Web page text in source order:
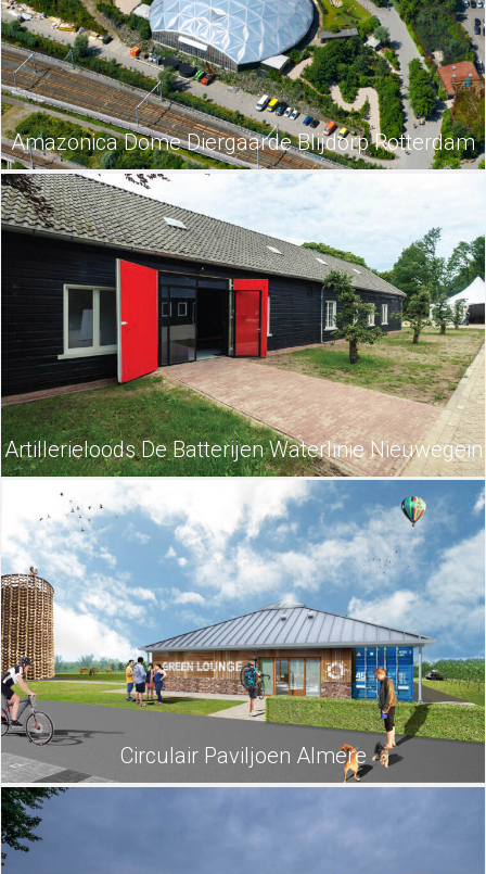
Amazonica Dome Diergaarde Blijdorp Rotterdam
Artillerieloods De Batterijen Waterlinie Nieuwegein
Circulair Paviljoen Almere